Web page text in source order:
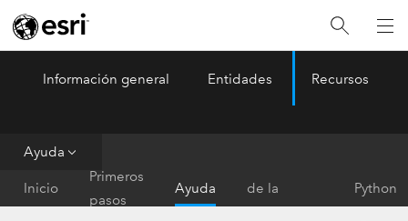
ArcGIS Pro Menu
Información general Entidades Recursos
Ayuda
Inicio
Primeros
pasos
Ayuda
de la
herramienta
Python